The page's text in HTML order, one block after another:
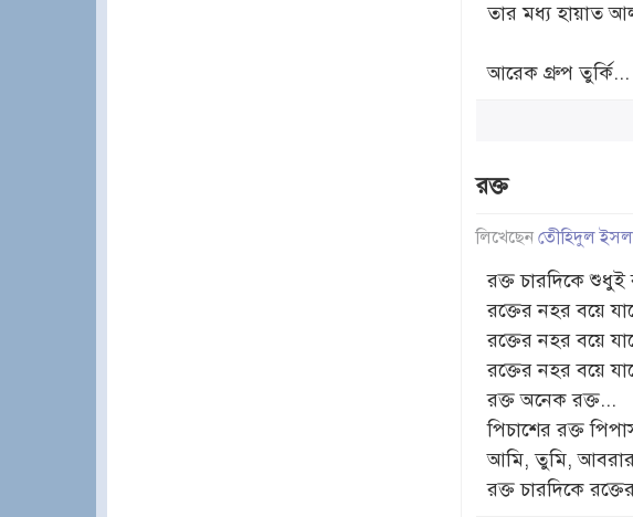
তার মধ্য হায়াত
আরেক গ্রুপ
রক্ত
লিখেছেন তেীহিদুল
রক্ত চারদিকে
রক্তের নহর বয়ে
রক্তের নহর বয়ে
রক্তের নহর বয়ে
রক্ত অনেক রক্ত...
পিচাশের রক্ত
আমি, তুমি,
রক্ত চারদিকে